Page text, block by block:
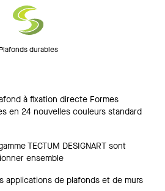
Plafonds durables
à fixation directe Formes
en 24 nouvelles couleurs standard
TECTUM DESIGNART sont
ensemble
applications de plafonds et de murs